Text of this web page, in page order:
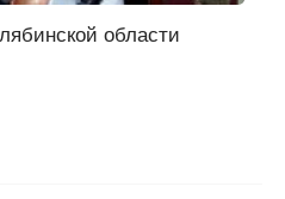
области